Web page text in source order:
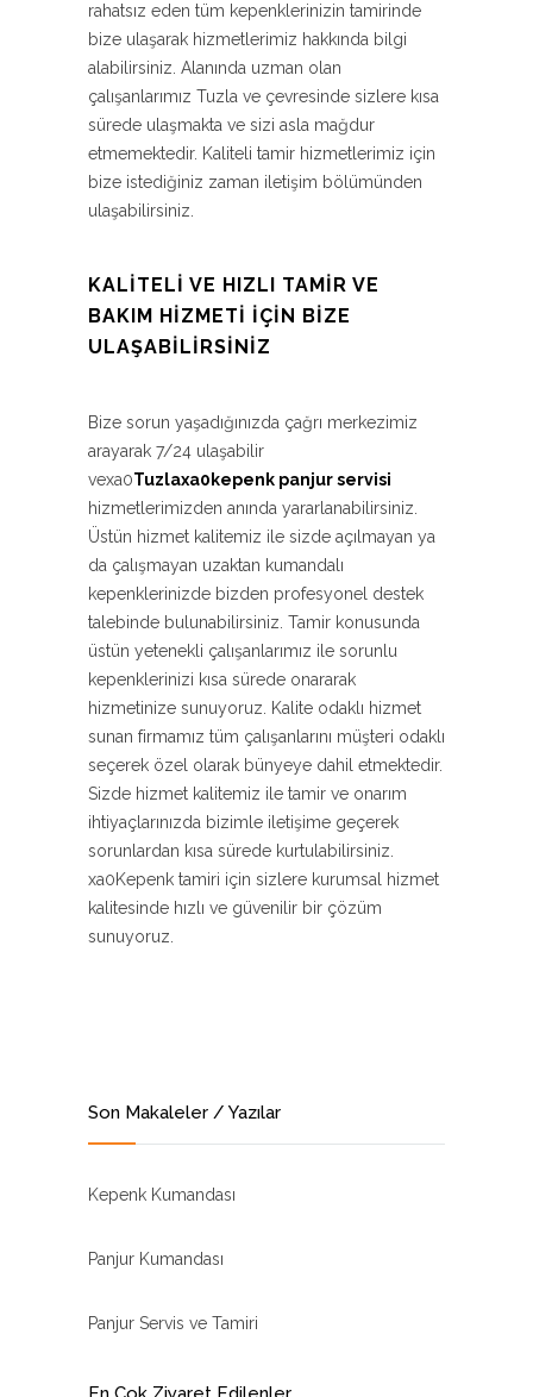
rahatsız eden tüm kepenklerinizin tamirinde
bize ulaşarak hizmetlerimiz hakkında bilgi
alabilirsiniz. Alanında uzman olan
çalışanlarımız Tuzla ve çevresinde sizlere kısa
sürede ulaşmakta ve sizi asla mağdur
etmemektedir. Kaliteli tamir hizmetlerimiz için
bize istediğiniz zaman iletişim bölümünden
ulaşabilirsiniz.
KALITELI VE HIZLI TAMIR VE
BAKIM HIZMETI İÇIN BIZE
ULAŞABILIRSINIZ
Bize sorun yaşadığınızda çağrı merkezimiz
arayarak 7/24 ulaşabilir
vexa0Tuzlaxa0kepenk panjur servisi
hizmetlerimizden anında yararlanabilirsiniz.
Üstün hizmet kalitemiz ile sizde açılmayan ya
da çalışmayan uzaktan kumandalı
kepenklerinizde bizden profesyonel destek
talebinde bulunabilirsiniz. Tamir konusunda
üstün yetenekli çalışanlarımız ile sorunlu
kepenklerinizi kısa sürede onararak
hizmetinize sunuyoruz. Kalite odaklı hizmet
sunan firmamız tüm çalışanlarını müşteri odaklı
seçerek özel olarak bünyeye dahil etmektedir.
Sizde hizmet kalitemiz ile tamir ve onarım
ihtiyaçlarınızda bizimle iletişime geçerek
sorunlardan kısa sürede kurtulabilirsiniz.
xa0Kepenk tamiri için sizlere kurumsal hizmet
kalitesinde hızlı ve güvenilir bir çözüm
sunuyoruz.
Son Makaleler / Yazılar
Kepenk Kumandası
Panjur Kumandası
Panjur Servis ve Tamiri